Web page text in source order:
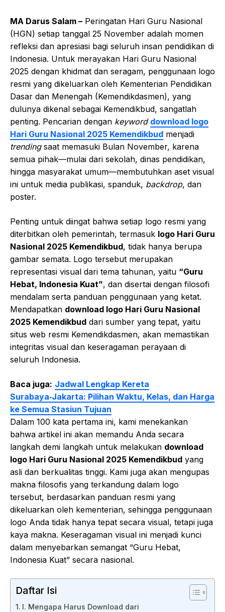
MA Darus Salam – Peringatan Hari Guru Nasional
(HGN) setiap tanggal 25 November adalah momen
refleksi dan apresiasi bagi seluruh insan pendidikan di
Indonesia. Untuk merayakan Hari Guru Nasional
2025 dengan khidmat dan seragam, penggunaan logo
resmi yang dikeluarkan oleh Kementerian Pendidikan
Dasar dan Menengah (Kemendikdasmen), yang
dulunya dikenal sebagai Kemendikbud, sangatlah
penting. Pencarian dengan keyword download logo
Hari Guru Nasional 2025 Kemendikbud menjadi
trendingsaat memasuki Bulan November, karena
semua pihak—mulai dari sekolah, dinas pendidikan,
hingga masyarakat umum—membutuhkan aset visual
ini untuk media publikasi, spanduk, backdrop, dan
poster.
Penting untuk diingat bahwa setiap logo resmi yang
diterbitkan oleh pemerintah, termasuk logo Hari Guru
Nasional 2025 Kemendikbud, tidak hanya berupa
gambar semata. Logo tersebut merupakan
representasi visual dari tema tahunan, yaitu “Guru
Hebat, Indonesia Kuat”, dan disertai dengan filosofi
mendalam serta panduan penggunaan yang ketat.
Mendapatkan download logo Hari Guru Nasional
2025 Kemendikbud dari sumber yang tepat, yaitu
situs web resmi Kemendikdasmen, akan memastikan
integritas visual dan keseragaman perayaan di
seluruh Indonesia.
Baca juga: Jadwal Lengkap Kereta
Surabaya‑Jakarta: Pilihan Waktu, Kelas, dan Harga
ke Semua Stasiun Tujuan
Dalam 100 kata pertama ini, kami menekankan
bahwa artikel ini akan memandu Anda secara
langkah demi langkah untuk melakukan download
logo Hari Guru Nasional 2025 Kemendikbud yang
asli dan berkualitas tinggi. Kami juga akan mengupas
makna filosofis yang terkandung dalam logo
tersebut, berdasarkan panduan resmi yang
dikeluarkan oleh kementerian, sehingga penggunaan
logo Anda tidak hanya tepat secara visual, tetapi juga
kaya makna. Keseragaman visual ini menjadi kunci
dalam menyebarkan semangat “Guru Hebat,
Indonesia Kuat” secara nasional.
Daftar Isi
I. Mengapa Harus Download dari